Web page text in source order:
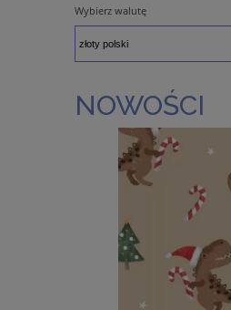
Wybierz walutę
NOWOŚCI